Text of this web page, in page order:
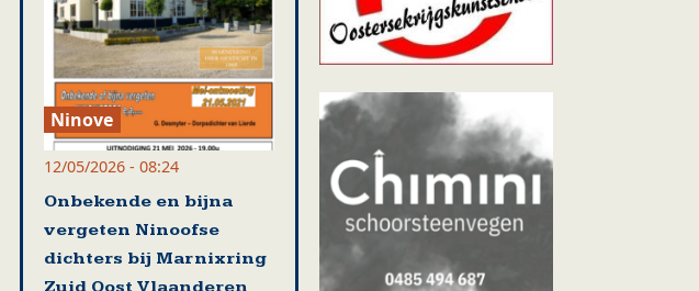
Ninove
12/05/2026 - 08:24
Onbekende en bijna
vergeten Ninoofse
dichters bij Marnixring